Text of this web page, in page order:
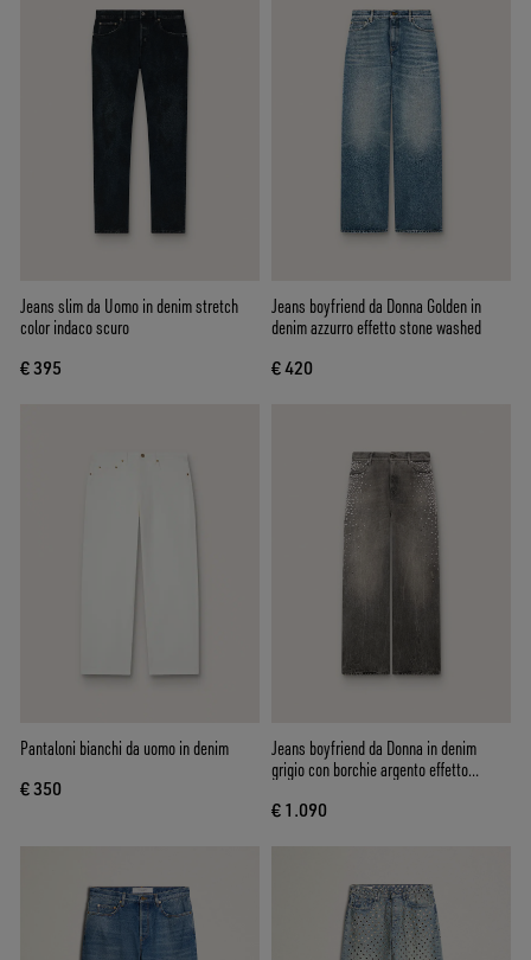
Jeans slim da Uomo in denim stretch
color indaco scuro
€ 395
Jeans boyfriend da Donna Golden in
denim azzurro effetto stone washed
€ 420
Pantaloni bianchi da uomo in denim
€ 350
Jeans boyfriend da Donna in denim
grigio con borchie argento effetto
€ 1.090